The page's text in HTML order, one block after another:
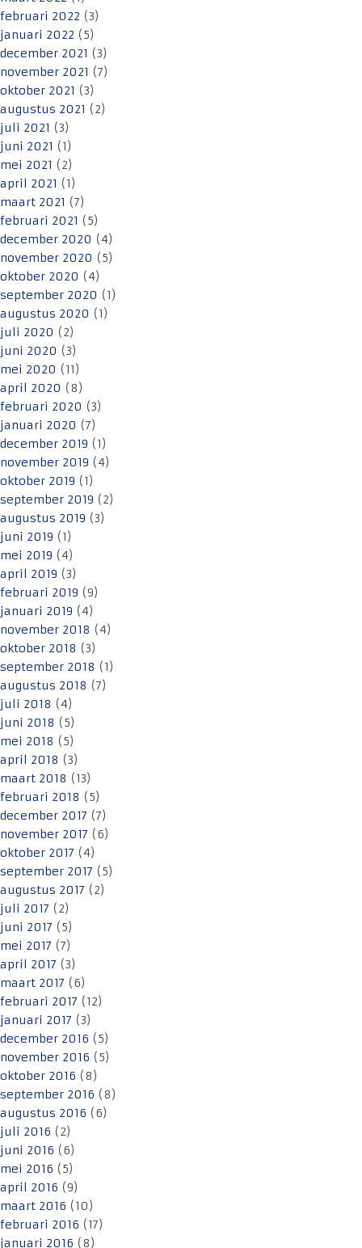
februari 2022 (3)
januari 2022 (5)
december 2021 (3)
november 2021 (7)
oktober 2021 (3)
augustus 2021 (2)
juli 2021 (3)
juni 2021 (1)
mei 2021 (2)
april 2021 (1)
maart 2021 (7)
februari 2021 (5)
december 2020 (4)
november 2020 (5)
oktober 2020 (4)
september 2020 (1)
augustus 2020 (1)
juli 2020 (2)
juni 2020 (3)
mei 2020 (11)
april 2020 (8)
februari 2020 (3)
januari 2020 (7)
december 2019 (1)
november 2019 (4)
oktober 2019 (1)
september 2019 (2)
augustus 2019 (3)
juni 2019 (1)
mei 2019 (4)
april 2019 (3)
februari 2019 (9)
januari 2019 (4)
november 2018 (4)
oktober 2018 (3)
september 2018 (1)
augustus 2018 (7)
juli 2018 (4)
juni 2018 (5)
mei 2018 (5)
april 2018 (3)
maart 2018 (13)
februari 2018 (5)
december 2017 (7)
november 2017 (6)
oktober 2017 (4)
september 2017 (5)
augustus 2017 (2)
juli 2017 (2)
juni 2017 (5)
mei 2017 (7)
april 2017 (3)
maart 2017 (6)
februari 2017 (12)
januari 2017 (3)
december 2016 (5)
november 2016 (5)
oktober 2016 (8)
september 2016 (8)
augustus 2016 (6)
juli 2016 (2)
juni 2016 (6)
mei 2016 (5)
april 2016 (9)
maart 2016 (10)
februari 2016 (17)
januari 2016 (8)